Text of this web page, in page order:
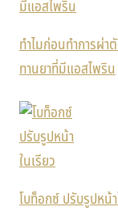
ทำไมก่อนทำการผ่
ทานยาที่มีแอสไพริน
โบท็อกซ์ ปรับรูปหน้